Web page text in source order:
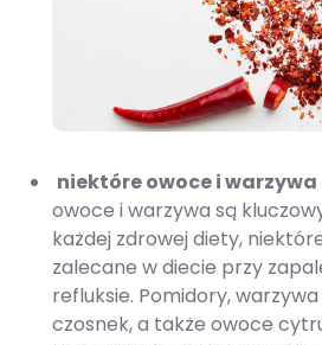
niektóre owoce i warzywa
owoce i warzywa są
każdej zdrowej diety,
zalecane w diecie przy
refluksie. Pomidory,
czosnek, a także owoce